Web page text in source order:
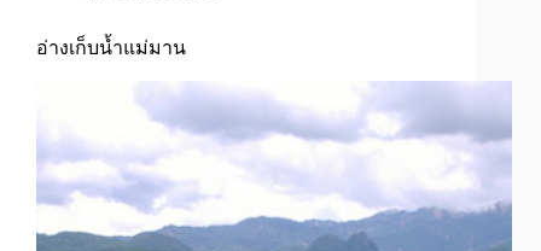
อ่างเก็บน้ำแม่มาน